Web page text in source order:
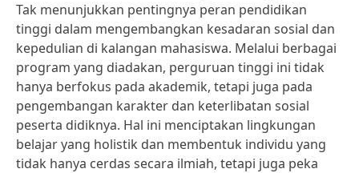
Tak menunjukkan pentingnya peran pendidikan
tinggi dalam mengembangkan kesadaran sosial dan
kepedulian di kalangan mahasiswa. Melalui berbagai
program yang diadakan, perguruan tinggi ini tidak
hanya berfokus pada akademik, tetapi juga pada
pengembangan karakter dan keterlibatan sosial
peserta didiknya. Hal ini menciptakan lingkungan
belajar yang holistik dan membentuk individu yang
tidak hanya cerdas secara ilmiah, tetapi juga peka